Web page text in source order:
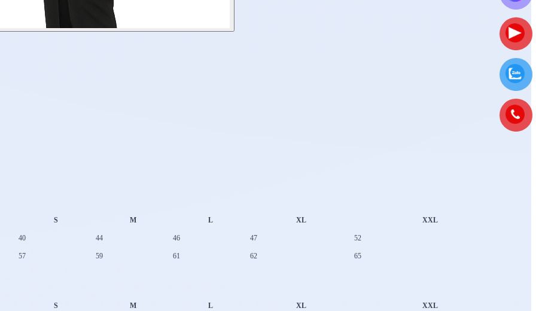
S M L XL XXL
40 44 46 47 52
57 59 61 62 65
S M L XL XXL